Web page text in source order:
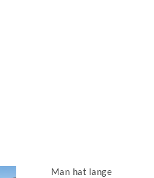
Man hat lange